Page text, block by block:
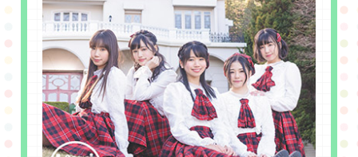
CHARACTER
DISC
GOODS&EVENT
SPECIAL